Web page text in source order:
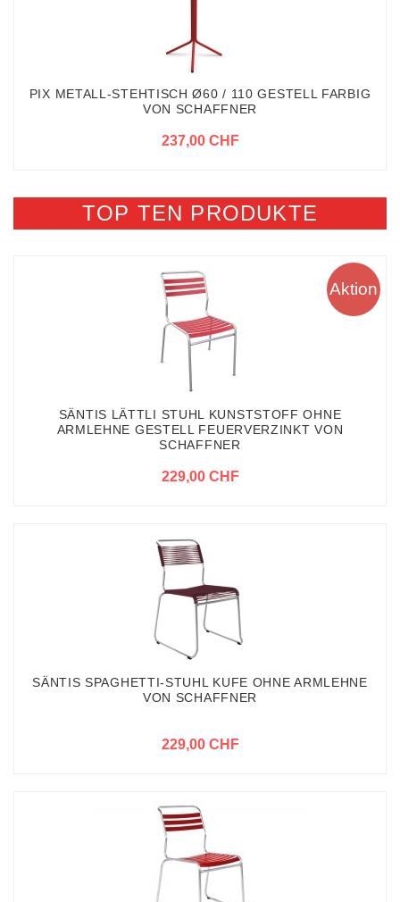
PIX METALL-STEHTISCH Ø60 / 110 GESTELL FARBIG
VON SCHAFFNER
237,00 CHF
TOP TEN PRODUKTE
Aktion
SÄNTIS LÄTTLI STUHL KUNSTSTOFF OHNE
ARMLEHNE GESTELL FEUERVERZINKT VON
SCHAFFNER
229,00 CHF
SÄNTIS SPAGHETTI-STUHL KUFE OHNE ARMLEHNE
VON SCHAFFNER
229,00 CHF